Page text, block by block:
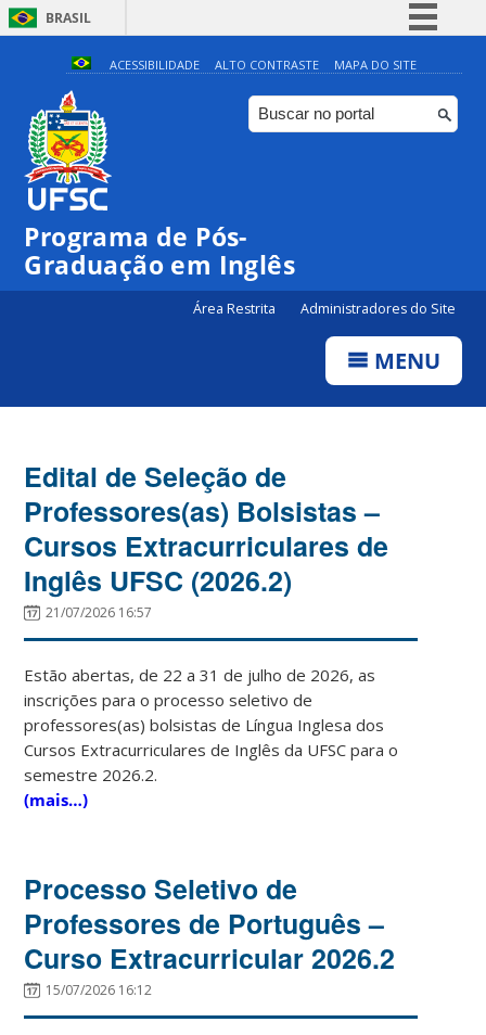
BRASIL
Simplifique!
Comunica BR
Participe
ACESSIBILIDADE ALTO CONTRASTE MAPA DO SITE
Programa de Pós-
Graduação em Inglês
Área Restrita Administradores do Site
MENU
Edital de Seleção de
Professores(as) Bolsistas –
Cursos Extracurriculares de
Inglês UFSC (2026.2)
21/07/2026 16:57
Estão abertas, de 22 a 31 de julho de 2026, as
inscrições para o processo seletivo de
professores(as) bolsistas de Língua Inglesa dos
Cursos Extracurriculares de Inglês da UFSC para o
semestre 2026.2.
(mais…)
Processo Seletivo de
Professores de Português –
Curso Extracurricular 2026.2
15/07/2026 16:12